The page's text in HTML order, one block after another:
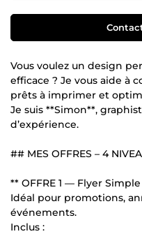
Vous voulez un design
efficace ? Je vous aide à
prêts à imprimer et
Je suis **Simon**,
d’expérience.
## MES OFFRES – 4
** OFFRE 1 — Flyer
Idéal pour promotions,
événements.
Inclus :